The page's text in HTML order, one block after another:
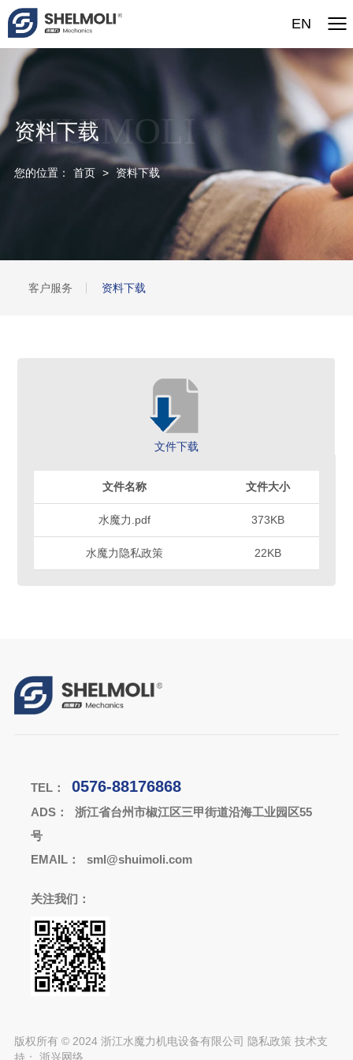
EN
SHUIMOLI
资料下载
您的位置： 首页 > 资料下载
客户服务 资料下载
文件下载
文件名称 文件大小
水魔力.pdf 373KB
水魔力隐私政策 22KB
TEL： 0576-88176868
ADS：
浙江省台州市椒江区三甲街道沿海工业园区55
号
EMAIL：
sml@shuimoli.com
关注我们：
版权所有 © 2024 浙江水魔力机电设备有限公司 隐私政策 技术支
持： 浙兴网络